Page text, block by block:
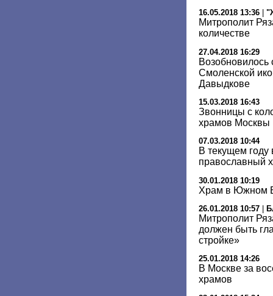
16.05.2018 13:36
Митрополит
количестве
27.04.2018 16:29
Возобновилось
Смоленской
Давыдкове
15.03.2018 16:43
Звонницы с
храмов Москвы
07.03.2018 10:44
В текущем
православный
30.01.2018 10:19
Храм в Южном
26.01.2018 10:57
Митрополит
должен быть
стройке»
25.01.2018 14:26
В Москве за
храмов